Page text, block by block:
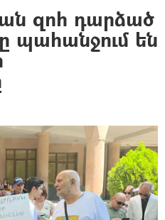
զոհ դարձած
պահանջում են